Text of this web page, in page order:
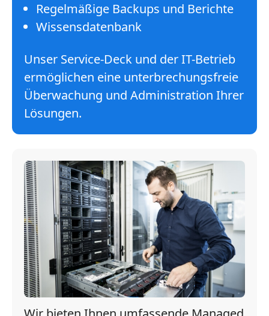
Regelmäßige Backups und Berichte
Wissensdatenbank
Unser Service-Deck und der IT-Betrieb
ermöglichen eine unterbrechungsfreie
Überwachung und Administration Ihrer
Lösungen.